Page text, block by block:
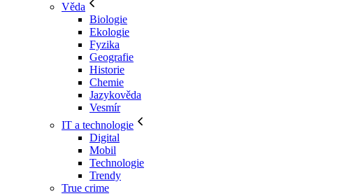
Věda
Biologie
Ekologie
Fyzika
Geografie
Historie
Chemie
Jazykověda
Vesmír
IT a technologie
Digital
Mobil
Technologie
Trendy
True crime